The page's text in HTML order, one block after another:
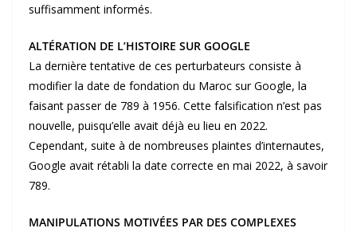
suffisamment informés.
ALTÉRATION DE L’HISTOIRE SUR GOOGLE
La dernière tentative de ces perturbateurs consiste à
modifier la date de fondation du Maroc sur Google, la
faisant passer de 789 à 1956. Cette falsification n’est pas
nouvelle, puisqu’elle avait déjà eu lieu en 2022.
Cependant, suite à de nombreuses plaintes d’internautes,
Google avait rétabli la date correcte en mai 2022, à savoir
789.
MANIPULATIONS MOTIVÉES PAR DES COMPLEXES